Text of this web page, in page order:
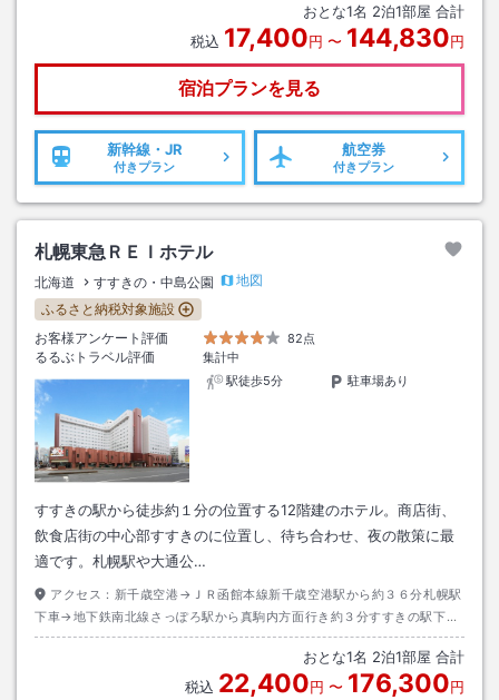
おとな1名 2泊1部屋 合計
税込 17,400円 〜 144,830円
宿泊プランを見る
新幹線・JR
付きプラン
航空券
付きプラン
札幌東急ＲＥＩホテル
北海道 すすきの・中島公園
地図
ふるさと納税対象施設
お客様アンケート評価
82点
るるぶトラベル評価
集計中
駅徒歩5分
駐車場あり
すすきの駅から徒歩約１分の位置する12階建のホテル。商店街、
飲食店街の中心部すすきのに位置し、待ち合わせ、夜の散策に最
適です。札幌駅や大通公…
アクセス： 新千歳空港→ＪＲ函館本線新千歳空港駅から約３６分札幌駅
下車→地下鉄南北線さっぽろ駅から真駒内方面行き約３分すすきの駅下車
４番出口→徒歩約１分
おとな1名 2泊1部屋 合計
税込 22,400円 〜 176,300円